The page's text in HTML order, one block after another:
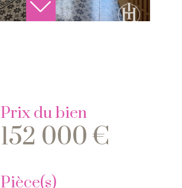
Prix du bien
152 000 €
Pièce(s)